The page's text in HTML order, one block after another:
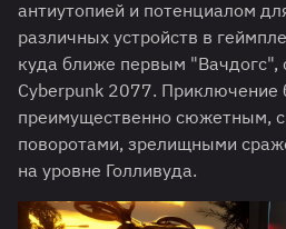
антиутопией и потенциалом
различных устройств в
куда ближе первым "Вачдогс",
Cyberpunk 2077. Приключение
преимущественно сюжетным,
поворотами, зрелищными
на уровне Голливуда.